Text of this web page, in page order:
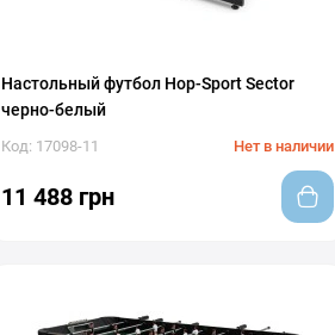
Настольный футбол Hop-Sport Sector
черно-белый
Код: 17098-11 Нет в наличии
11 488 грн